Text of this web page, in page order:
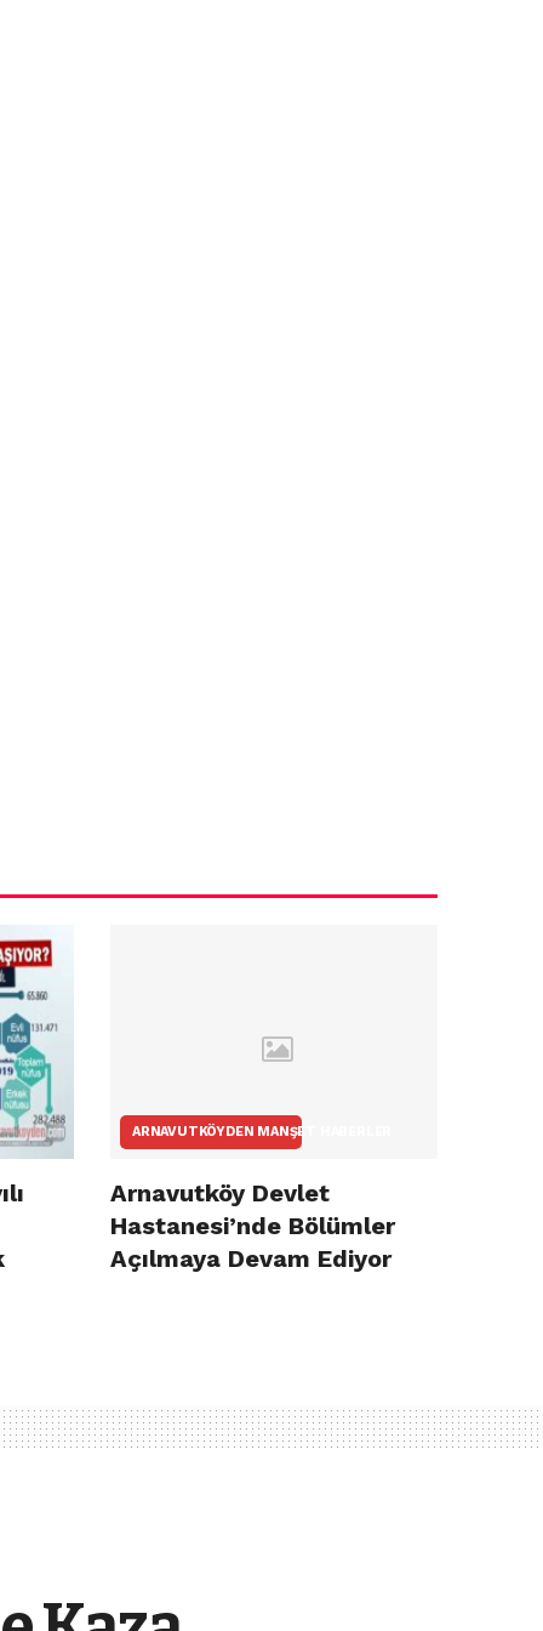
ARNAVUTKÖYDEN MANŞET HABERLER
Arnavutköy Devlet
Hastanesi’nde Bölümler
Açılmaya Devam Ediyor